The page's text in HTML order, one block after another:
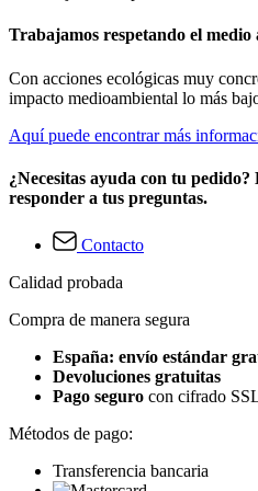
Trabajamos respetando el medio
Con acciones ecológicas muy
impacto medioambiental lo más
Aquí puede encontrar más
¿Necesitas ayuda con tu pedido?
responder a tus preguntas.
Contacto
Calidad probada
Compra de manera segura
España: envío estándar
Devoluciones gratuitas
Pago seguro con cifrado
Métodos de pago:
Transferencia bancaria